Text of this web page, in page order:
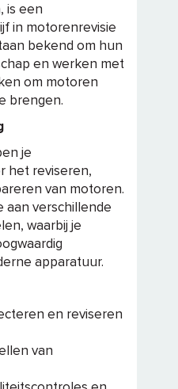
is een
in motorenrevisie
bekend om hun
en werken met
om motoren
brengen.
je
het reviseren,
van motoren.
aan verschillende
waarbij je
apparatuur.
en reviseren
van